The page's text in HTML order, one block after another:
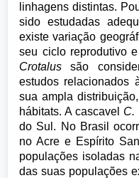
linhagens distintas.
sido estudadas
existe variação
seu ciclo reprodutivo
Crotalus são
estudos relacionados
sua ampla
hábitats. A cascavel C.
do Sul. No Brasil
no Acre e Espírito
populações isoladas
das suas populações